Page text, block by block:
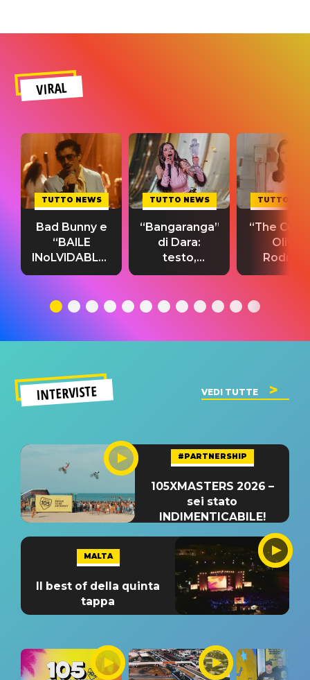
VIRAL
TUTTO NEWS
Bad Bunny e
“BAILE
INoLVIDABLE”:
testo,
significato
TUTTO NEWS
“Bangaranga”
di Dara:
testo,
traduzione e
del singolo
TUTTO
“The
Olivia
testo,
INTERVISTE VEDI TUTTE
#PARTNERSHIP
105XMASTERS 2026 –
sei stato
INDIMENTICABILE!
MALTA
Il best of della quinta
tappa